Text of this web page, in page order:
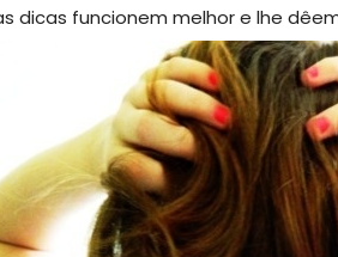
dicas funcionem melhor e lhe